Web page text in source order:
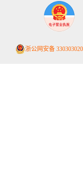
浙公网安备